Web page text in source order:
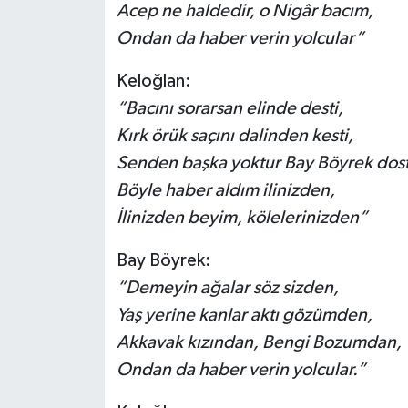
Acep ne haldedir, o Nigâr bacım,
Ondan da haber verin yolcular”
Keloğlan:
“Bacını sorarsan elinde desti,
Kırk örük saçını dalinden kesti,
Senden başka yoktur Bay Böyrek
Böyle haber aldım ilinizden,
İlinizden beyim, kölelerinizden”
Bay Böyrek:
“Demeyin ağalar söz sizden,
Yaş yerine kanlar aktı gözümden,
Akkavak kızından, Bengi Bozumdan,
Ondan da haber verin yolcular.”